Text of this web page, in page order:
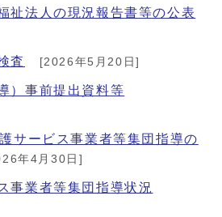
祉法人の現況報告書等の公表
査 [2026年5月20日]
）事前提出資料等
サービス事業者等集団指導の
年4月30日]
事業者等集団指導状況